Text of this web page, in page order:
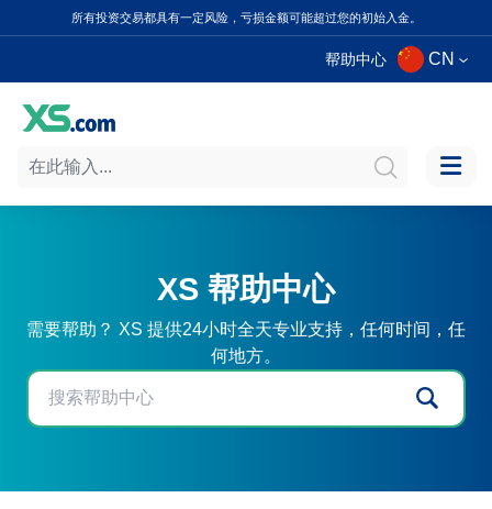
所有投资交易都具有一定风险，亏损金额可能超过您的初始入金。
帮助中心 CN
XS 帮助中心
需要帮助？ XS 提供24小时全天专业支持，任何时间，任
何地方。